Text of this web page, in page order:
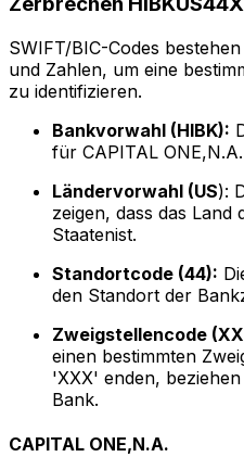
SWIFT/BIC-Codes
und Zahlen, um eine
zu identifizieren.
Bankvorwahl (HIBK):
für CAPITAL ONE,N.A.
Ländervorwahl (US):
zeigen, dass das Land
Staatenist.
Standortcode (44):
den Standort der
Zweigstellencode
einen bestimmten
'XXX' enden,
Bank.
CAPITAL ONE,N.A.